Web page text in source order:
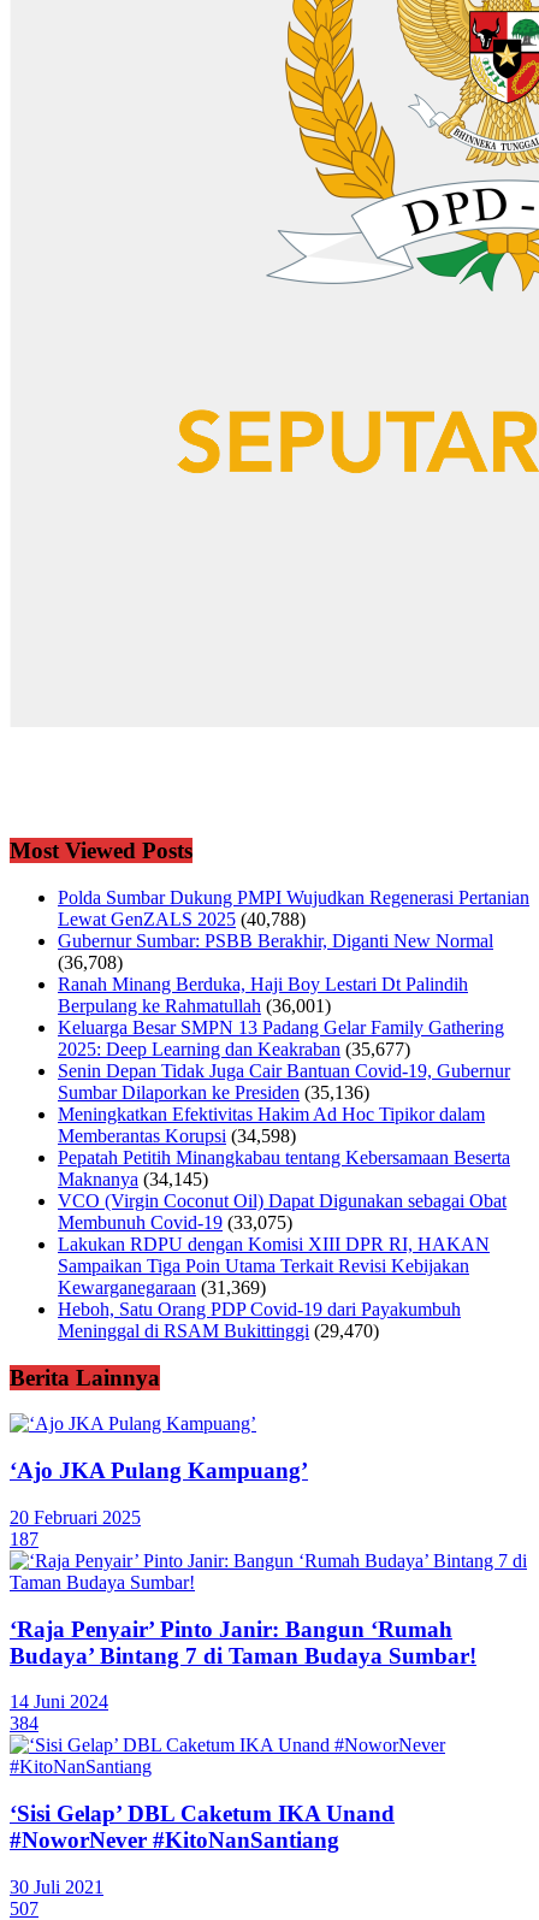
Most Viewed Posts
Polda Sumbar Dukung PMPI Wujudkan Regenerasi Pertanian
Lewat GenZALS 2025 (40,788)
Gubernur Sumbar: PSBB Berakhir, Diganti New Normal
(36,708)
Ranah Minang Berduka, Haji Boy Lestari Dt Palindih
Berpulang ke Rahmatullah (36,001)
Keluarga Besar SMPN 13 Padang Gelar Family Gathering
2025: Deep Learning dan Keakraban (35,677)
Senin Depan Tidak Juga Cair Bantuan Covid-19, Gubernur
Sumbar Dilaporkan ke Presiden (35,136)
Meningkatkan Efektivitas Hakim Ad Hoc Tipikor dalam
Memberantas Korupsi (34,598)
Pepatah Petitih Minangkabau tentang Kebersamaan Beserta
Maknanya (34,145)
VCO (Virgin Coconut Oil) Dapat Digunakan sebagai Obat
Membunuh Covid-19 (33,075)
Lakukan RDPU dengan Komisi XIII DPR RI, HAKAN
Sampaikan Tiga Poin Utama Terkait Revisi Kebijakan
Kewarganegaraan (31,369)
Heboh, Satu Orang PDP Covid-19 dari Payakumbuh
Meninggal di RSAM Bukittinggi (29,470)
Berita Lainnya
‘Ajo JKA Pulang Kampuang’
20 Februari 2025
187
‘Raja Penyair’ Pinto Janir: Bangun ‘Rumah
Budaya’ Bintang 7 di Taman Budaya Sumbar!
14 Juni 2024
384
‘Sisi Gelap’ DBL Caketum IKA Unand
#NoworNever #KitoNanSantiang
30 Juli 2021
507